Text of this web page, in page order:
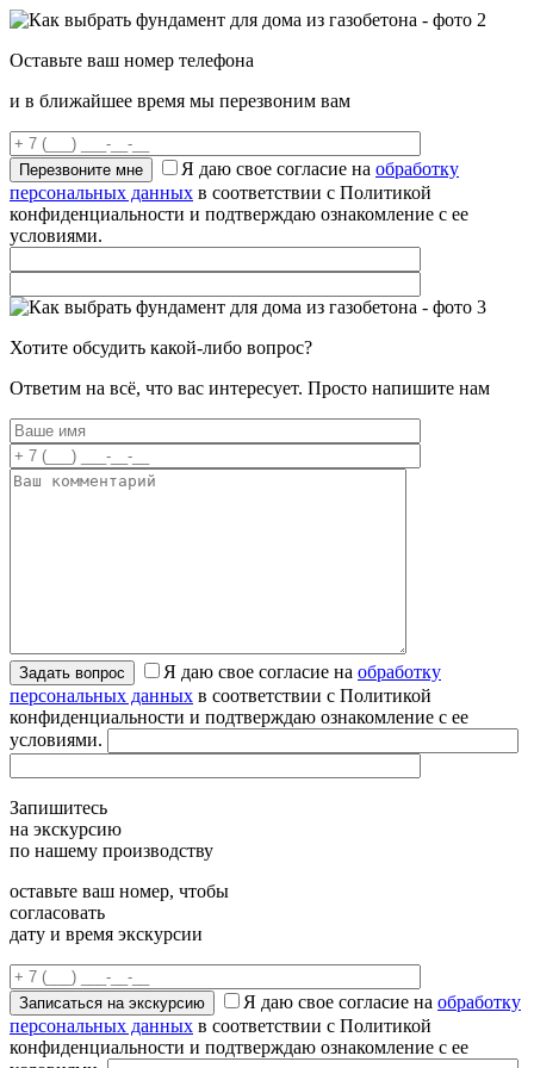
Оставьте ваш номер телефона
и в ближайшее время мы перезвоним вам
Я даю свое согласие на обработку
персональных данных в соответствии с Политикой
конфиденциальности и подтверждаю ознакомление с ее
условиями.
Хотите обсудить какой-либо вопрос?
Ответим на всё, что вас интересует. Просто напишите нам
Я даю свое согласие на обработку
персональных данных в соответствии с Политикой
конфиденциальности и подтверждаю ознакомление с ее
условиями.
Запишитесь
на экскурсию
по нашему производству
оставьте ваш номер, чтобы
согласовать
дату и время экскурсии
Я даю свое согласие на обработку
персональных данных в соответствии с Политикой
конфиденциальности и подтверждаю ознакомление с ее